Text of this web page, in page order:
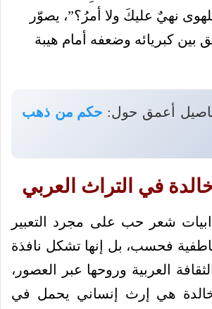
نهيٌ عليكَ ولا أمرُ؟”، يصوّر
بين كبريائه وضعفه أمام هيبة
أعمق حول: حكم من ذهب
في التراث العربي
شعر حب على مجرد التعبير
فحسب، بل إنها تشكل نافذة
العربية وروحها عبر العصور،
هي إرث إنساني يحمل في